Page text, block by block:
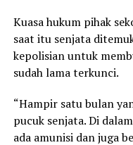
Kuasa hukum pihak
saat itu senjata
kepolisian untuk
sudah lama terkunci.
“Hampir satu bulan
pucuk senjata. Di
ada amunisi dan juga